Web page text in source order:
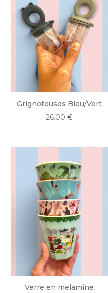
Grignoteuses Bleu/Vert
26.00€
Verre en melamine